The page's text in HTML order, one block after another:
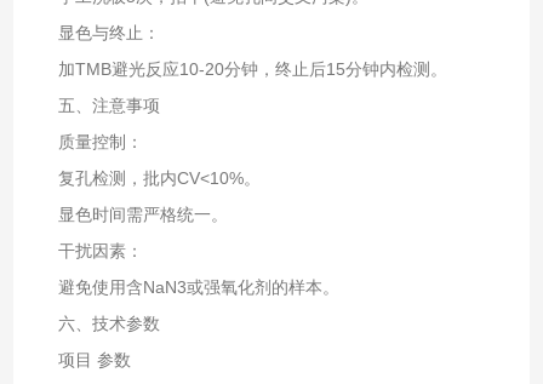
显色与终止‌：
加TMB避光反应10-20分钟，终止后15分钟内检测。
五、注意事项
质量控制‌：
复孔检测，批内CV<10%。
显色时间需严格统一。
干扰因素‌：
避免使用含NaN3或强氧化剂的样本。
六、技术参数
项目 参数